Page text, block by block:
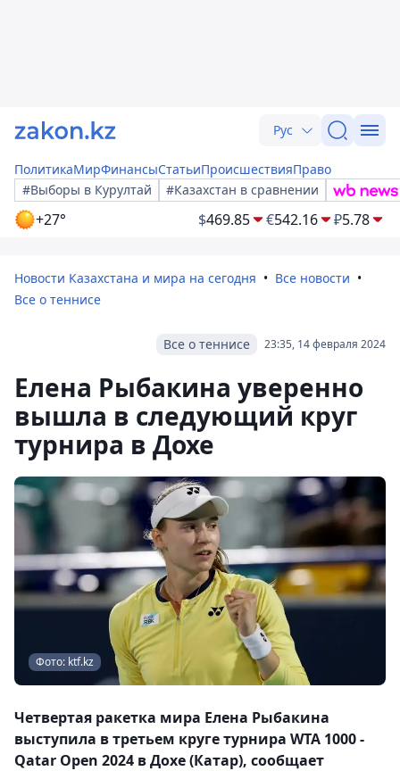
Рус
ПолитикаМирФинансыСтатьиПроисшествияПраво
#Выборы в Курултай
#Казахстан в сравнении
+27° $469.85 €542.16 ₽5.78
Новости Казахстана и мира на сегодня
Все новости
Все о теннисе
23:35, 14 февраля 2024
Все о теннисе
Елена Рыбакина уверенно
вышла в следующий круг
турнира в Дохе
Фото: ktf.kz
Четвертая ракетка мира Елена Рыбакина
выступила в третьем круге турнира WTA 1000 -
Qatar Open 2024 в Дохе (Катар), сообщает